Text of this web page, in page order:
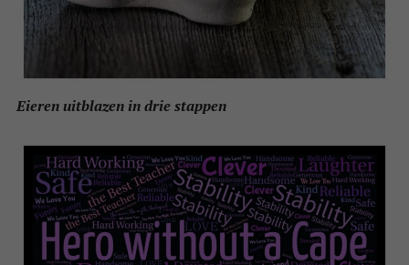
Eieren uitblazen in drie stappen